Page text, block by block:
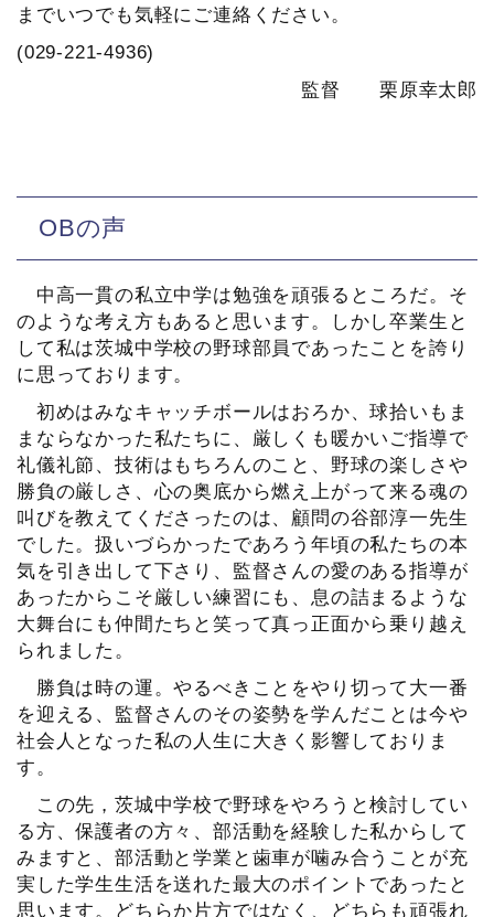
までいつでも気軽にご連絡ください。
(029-221-4936)
監督 栗原幸太郎
OBの声
中高一貫の私立中学は勉強を頑張るところだ。そ
のような考え方もあると思います。しかし卒業生と
して私は茨城中学校の野球部員であったことを誇り
に思っております。
初めはみなキャッチボールはおろか、球拾いもま
まならなかった私たちに、厳しくも暖かいご指導で
礼儀礼節、技術はもちろんのこと、野球の楽しさや
勝負の厳しさ、心の奥底から燃え上がって来る魂の
叫びを教えてくださったのは、顧問の谷部淳一先生
でした。扱いづらかったであろう年頃の私たちの本
気を引き出して下さり、監督さんの愛のある指導が
あったからこそ厳しい練習にも、息の詰まるような
大舞台にも仲間たちと笑って真っ正面から乗り越え
られました。
勝負は時の運。やるべきことをやり切って大一番
を迎える、監督さんのその姿勢を学んだことは今や
社会人となった私の人生に大きく影響しておりま
す。
この先，茨城中学校で野球をやろうと検討してい
る方、保護者の方々、部活動を経験した私からして
みますと、部活動と学業と歯車が噛み合うことが充
実した学生生活を送れた最大のポイントであったと
思います。どちらか片方ではなく、どちらも頑張れ